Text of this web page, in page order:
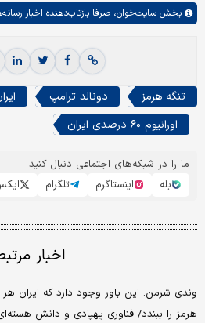
بخش سایت‌خوان، صرفا بازتاب‌دهنده اخبار
تنگه هرمز دونالد ترامپ
اورانیوم ۶۰ درصدی ایران
ما را در شبکه‌های اجتماعی دنبال کنید
بله
اینستاگرم تلگرام
اخبار
وندی شرمن: این باور وجود دارد که ایران
هرمز را ببندد/ فناوری پهپادی و دانش هسته‌ای